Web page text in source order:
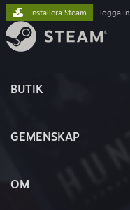
BUTIK
GEMENSKAP
OM
Installera Steam logga in